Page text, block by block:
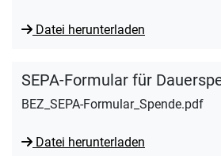
Datei herunterladen
SEPA-Formular für
BEZ_SEPA-Formular_Spende.pdf
Datei herunterladen